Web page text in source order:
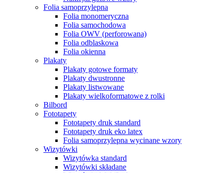
Folia samoprzylepna
Folia monomeryczna
Folia samochodowa
Folia OWV (perforowana)
Folia odblaskowa
Folia okienna
Plakaty
Plakaty gotowe formaty
Plakaty dwustronne
Plakaty listwowane
Plakaty wielkoformatowe z rolki
Bilbord
Fototapety
Fototapety druk standard
Fototapety druk eko latex
Folia samoprzylepna wycinane wzory
Wizytówki
Wizytówka standard
Wizytówki składane